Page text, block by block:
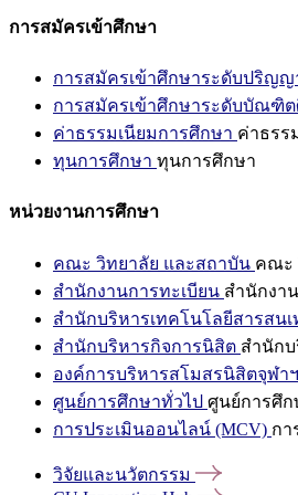
การสมัครเข้าศึกษา
การสมัครเข้าศึกษาระดับปริญ
การสมัครเข้าศึกษาระดับบัณฑิ
ค่าธรรมเนียมการศึกษา ค่าธรร
ทุนการศึกษา ทุนการศึกษา
หน่วยงานการศึกษา
คณะ วิทยาลัย และสถาบัน คณะ
สำนักงานการทะเบียน สำนักงา
สำนักบริหารเทคโนโลยีสารสนเ
สำนักบริหารกิจการนิสิต สำนัก
องค์การบริหารสโมสรนิสิตจุฬา
ศูนย์การศึกษาทั่วไป ศูนย์การศึก
การประเมินออนไลน์ (MCV) กา
วิจัยและนวัตกรรม